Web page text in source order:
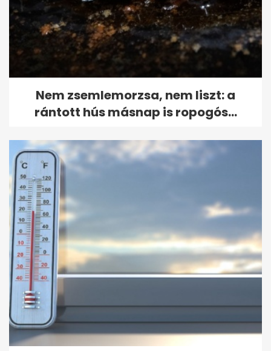
Nem zsemlemorzsa, nem liszt: a
rántott hús másnap is ropogós...